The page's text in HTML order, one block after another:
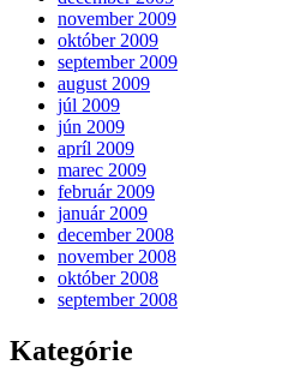
november 2009
október 2009
september 2009
august 2009
júl 2009
jún 2009
apríl 2009
marec 2009
február 2009
január 2009
december 2008
november 2008
október 2008
september 2008
Kategórie